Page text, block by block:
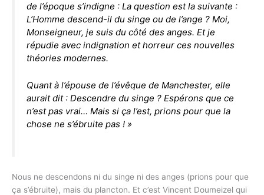
de l’époque s’indigne : La question est la suivante :
L’Homme descend-il du singe ou de l’ange ? Moi,
Monseigneur, je suis du côté des anges. Et je
répudie avec indignation et horreur ces nouvelles
théories modernes.
Quant à l’épouse de l’évêque de Manchester, elle
aurait dit : Descendre du singe ? Espérons que ce
n’est pas vrai… Mais si ça l’est, prions pour que la
chose ne s’ébruite pas ! »
Nous ne descendons ni du singe ni des anges (prions pour que
ça s’ébruite), mais du plancton. Et c’est Vincent Doumeizel qui